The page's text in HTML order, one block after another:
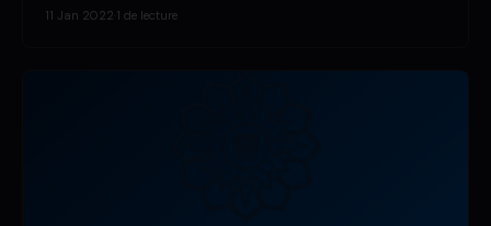
11 Jan 2022 1 de lecture